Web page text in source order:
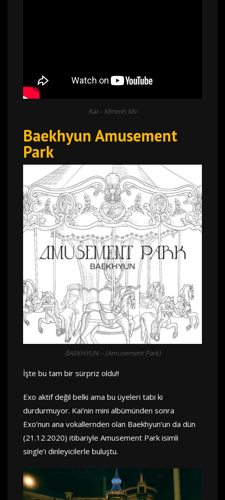
Kai – Mmmh Mv
Baekhyun Amusement
Park
BAEKHYUN – (Amusement Park)
İşte bu tam bir sürpriz oldu!!
Exo aktif değil belki ama bu üyeleri tabi ki
durdurmuyor. Kai’nin mini albümünden sonra
Exo’nun ana vokallernden olan Baekhyun’un da dün
(21.12.2020) itibariyle Amusement Park isimli
single’ı dinleyicilerle buluştu.